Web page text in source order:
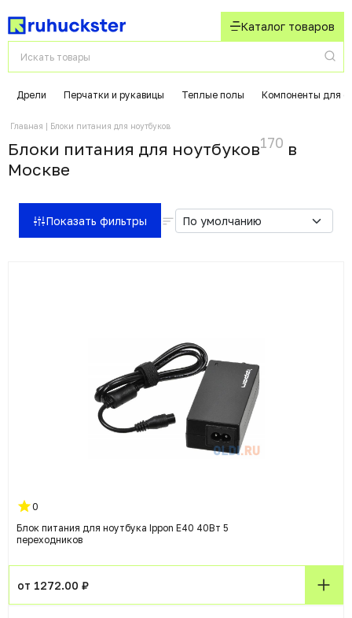
Каталог товаров
Дрели Перчатки и рукавицы Теплые полы Компоненты для
Главная Блоки питания для ноутбуков
Блоки питания для ноутбуков170 в
Москвe
Показать фильтры
0
Блок питания для ноутбука Ippon E40 40Вт 5
переходников
от 1272.00 ₽